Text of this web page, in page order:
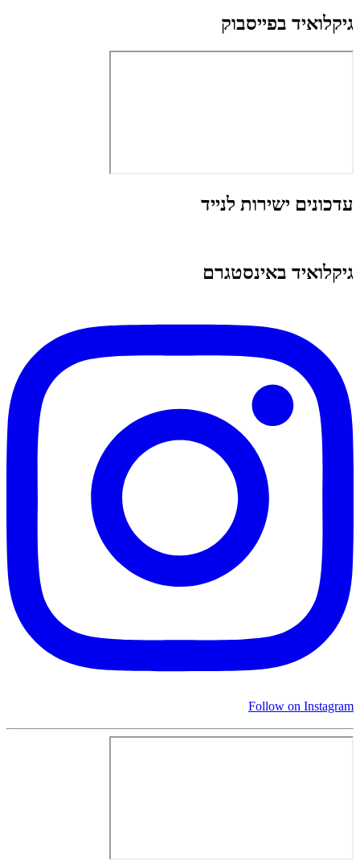
גיקלואיד בפייסבוק
עדכונים ישירות לנייד
גיקלואיד באינסטגרם
Follow on Instagram